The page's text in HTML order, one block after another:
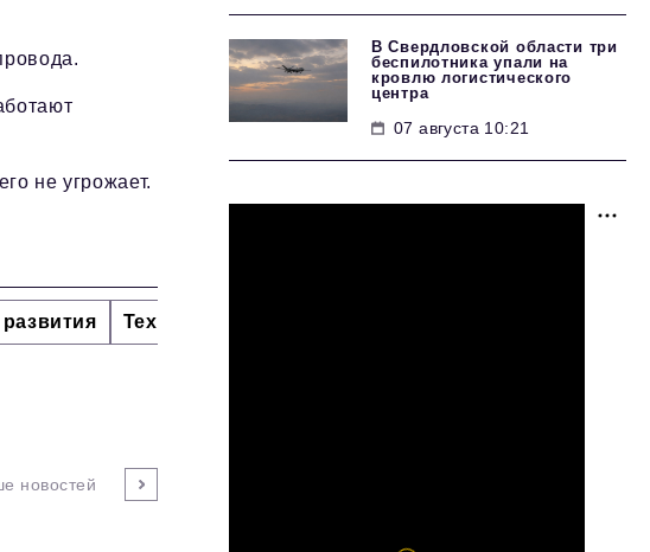
не угрожает.
Технологии и тренды
новостей
В Свердловской области три
беспилотника упали на
кровлю логистического
центра
07 августа 10:21